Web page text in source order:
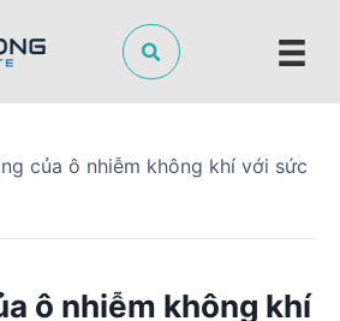
của ô nhiễm không khí với sức
ô nhiễm không khí